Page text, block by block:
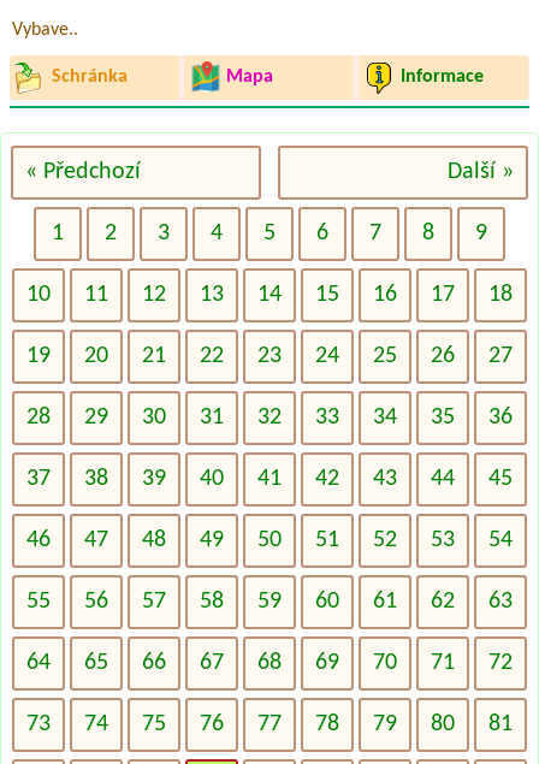
Vybave..
Schránka Mapa Informace
« Předchozí Další »
1 2 3 4 5 6 7 8 9
10 11 12 13 14 15 16 17 18
19 20 21 22 23 24 25 26 27
28 29 30 31 32 33 34 35 36
37 38 39 40 41 42 43 44 45
46 47 48 49 50 51 52 53 54
55 56 57 58 59 60 61 62 63
64 65 66 67 68 69 70 71 72
73 74 75 76 77 78 79 80 81